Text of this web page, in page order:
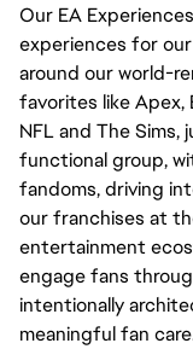
Our EA
experiences for
around our world-
favorites like Apex,
NFL and The Sims,
functional group,
fandoms, driving
our franchises at
entertainment
engage fans
intentionally
meaningful fan